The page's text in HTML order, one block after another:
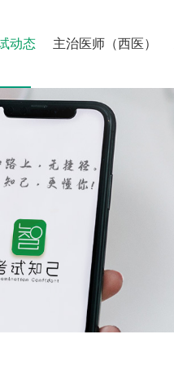
动态 主治医师（西医）